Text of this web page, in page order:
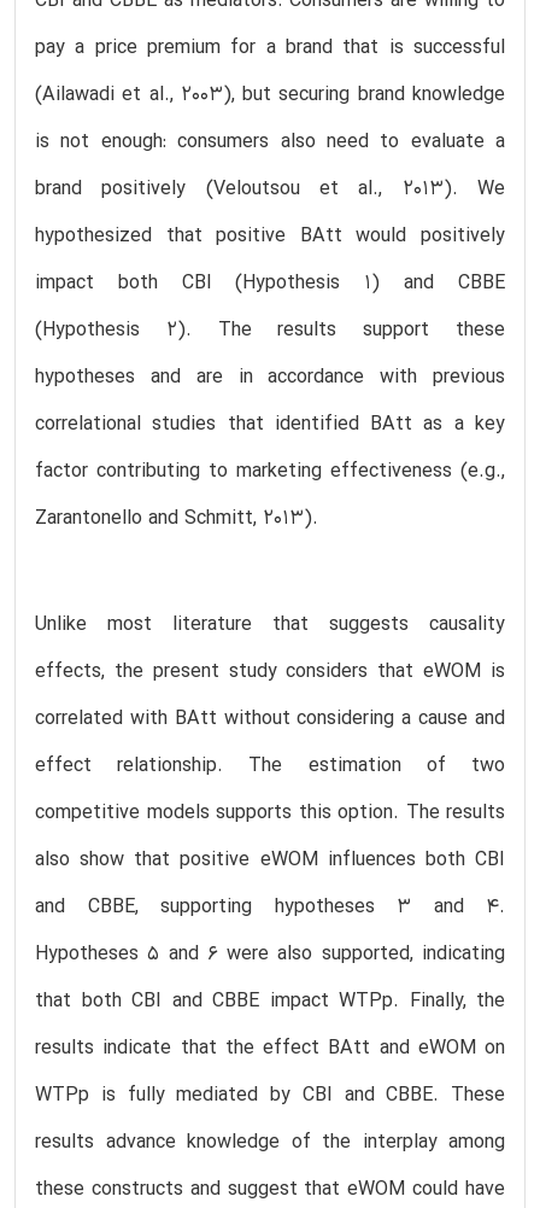
pay a price premium for a brand that is successful
(Ailawadi et al., 2003), but securing brand knowledge
is not enough: consumers also need to evaluate a
brand positively (Veloutsou et al., 2013). We
hypothesized that positive BAtt would positively
impact both CBI (Hypothesis 1) and CBBE
(Hypothesis 2). The results support these
hypotheses and are in accordance with previous
correlational studies that identified BAtt as a key
factor contributing to marketing effectiveness (e.g.,
Zarantonello and Schmitt, 2013).
Unlike most literature that suggests causality
effects, the present study considers that eWOM is
correlated with BAtt without considering a cause and
effect relationship. The estimation of two
competitive models supports this option. The results
also show that positive eWOM influences both CBI
and CBBE, supporting hypotheses 3 and 4.
Hypotheses 5 and 6 were also supported, indicating
that both CBI and CBBE impact WTPp. Finally, the
results indicate that the effect BAtt and eWOM on
WTPp is fully mediated by CBI and CBBE. These
results advance knowledge of the interplay among
these constructs and suggest that eWOM could have